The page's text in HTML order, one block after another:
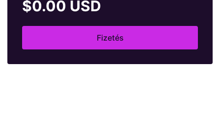
$0.00 USD
Fizetés